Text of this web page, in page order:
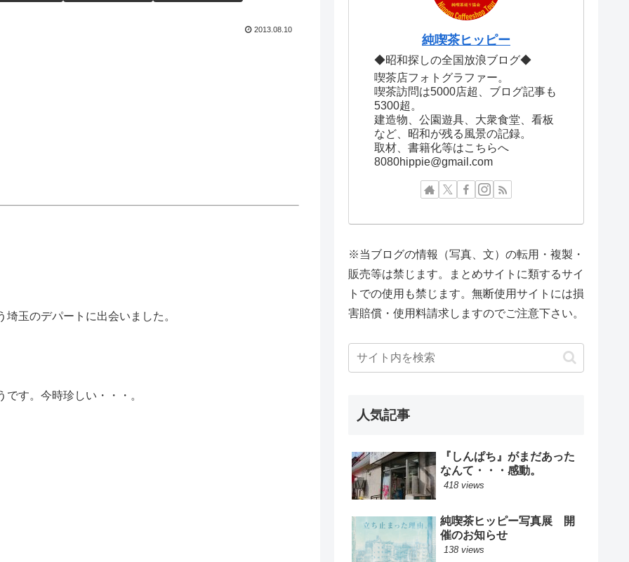
2013.08.10
玉のデパートに出会いました。
す。今時珍しい・・・。
純喫茶ヒッピー
◆昭和探しの全国放浪ブログ◆
喫茶店フォトグラファー。
喫茶訪問は5000店超、ブログ記事も
5300超。
建造物、公園遊具、大衆食堂、看板
など、昭和が残る風景の記録。
取材、書籍化等はこちらへ
8080hippie@gmail.com
※当ブログの情報（写真、文）の転用・複製・
販売等は禁じます。まとめサイトに類するサイ
トでの使用も禁じます。無断使用サイトには損
害賠償・使用料請求しますのでご注意下さい。
人気記事
『しんぱち』がまだあった
なんて・・・感動。
418 views
純喫茶ヒッピー写真展 開
催のお知らせ
138 views